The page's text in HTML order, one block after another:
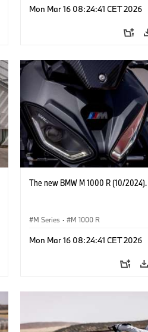
Mon Mar 16 08:24:41 CET 2026
The new BMW M 1000 R (10/2024).
M Series · M 1000 R
Mon Mar 16 08:24:41 CET 2026